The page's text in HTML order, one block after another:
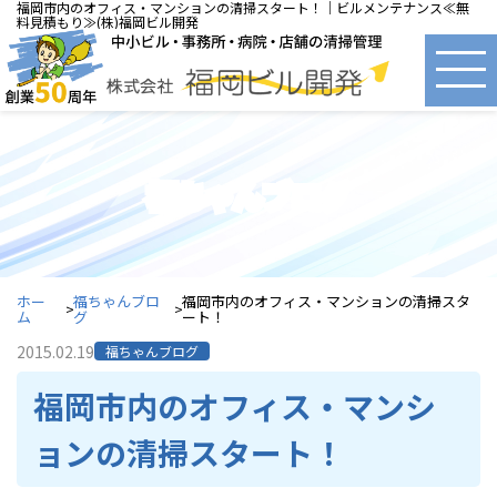
福岡市内のオフィス・マンションの清掃スタート！｜ビルメンテナンス≪無
料見積もり≫(株)福岡ビル開発
福ちゃんブログ
ホー
ム
福ちゃんブロ
グ
福岡市内のオフィス・マンションの清掃スタ
ート！
2015.02.19 福ちゃんブログ
福岡市内のオフィス・マンシ
ョンの清掃スタート！